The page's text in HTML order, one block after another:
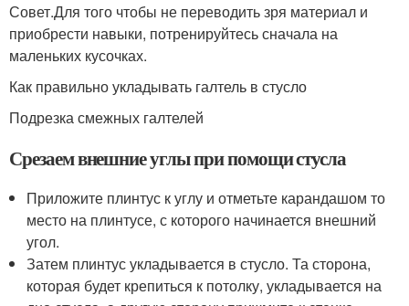
Совет.Для того чтобы не переводить зря материал и
приобрести навыки, потренируйтесь сначала на
маленьких кусочках.
Как правильно укладывать галтель в стусло
Подрезка смежных галтелей
Срезаем внешние углы при помощи стусла
Приложите плинтус к углу и отметьте карандашом то
место на плинтусе, с которого начинается внешний
угол.
Затем плинтус укладывается в стусло. Та сторона,
которая будет крепиться к потолку, укладывается на